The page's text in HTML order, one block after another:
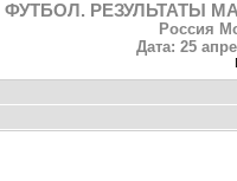
ФУТБОЛ. РЕЗУЛЬТАТЫ
Россия
Дата: 25